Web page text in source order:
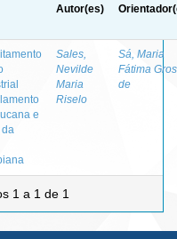
Autor(es)
e
Sales,
Nevilde
Maria
Riselo
Sá, Maria
Fátima
de
1 a 1 de 1